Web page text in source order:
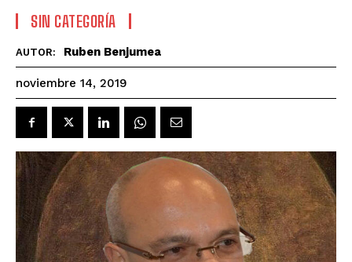
SIN CATEGORÍA
AUTOR: Ruben Benjumea
noviembre 14, 2019